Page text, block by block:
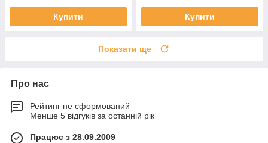
Купити Купити
Показати ще
Про нас
Рейтинг не сформований
Менше 5 відгуків за останній рік
Працює з 28.09.2009